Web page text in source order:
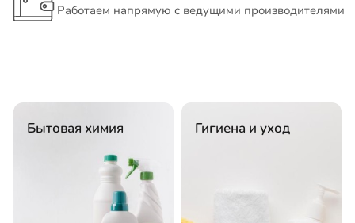
Работаем напрямую с ведущими производителями
Бытовая химия Гигиена и уход